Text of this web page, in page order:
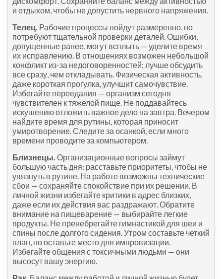
и отдыхом, чтобы не допустить нервного напряжения.
Телец. Рабочие процессы пойдут размеренно, но
потребуют тщательной проверки деталей. Ошибки,
допущенные ранее, могут всплыть — уделите время
их исправлению. В отношениях возможен небольшой
конфликт из-за недоговоренностей; лучше обсудить
все сразу, чем откладывать. Физическая активность,
даже короткая прогулка, улучшит самочувствие.
Избегайте переедания — организм сегодня
чувствителен к тяжелой пище. Не поддавайтесь
искушению отложить важное дело на завтра. Вечером
найдите время для рутины, которая приносит
умиротворение. Следите за осанкой, если много
времени проводите за компьютером.
Близнецы. Организационные вопросы займут
большую часть дня: расставьте приоритеты, чтобы не
увязнуть в рутине. На работе возможны технические
сбои — сохраняйте спокойствие при их решении. В
личной жизни избегайте критики в адрес близких,
даже если их действия вас раздражают. Обратите
внимание на пищеварение — выбирайте легкие
продукты. Не пренебрегайте гимнастикой для шеи и
спины после долгого сидения. Утром составьте четкий
план, но оставьте место для импровизации.
Избегайте общения с токсичными людьми — они
высосут вашу энергию.